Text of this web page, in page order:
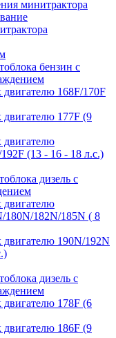
минитрактора
бензин с
двигателю 168F/170F
двигателю 177F (9
двигателю
(13 - 16 - 18 л.с.)
дизель с
двигателю
180N/182N/185N ( 8
двигателю 190N/192N
дизель с
двигателю 178F (6
двигателю 186F (9